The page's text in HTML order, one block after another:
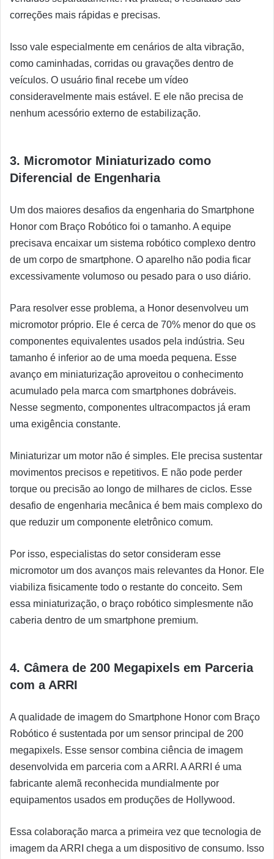
correções mais rápidas e precisas.
Isso vale especialmente em cenários de alta vibração,
como caminhadas, corridas ou gravações dentro de
veículos. O usuário final recebe um vídeo
consideravelmente mais estável. E ele não precisa de
nenhum acessório externo de estabilização.
3. Micromotor Miniaturizado como
Diferencial de Engenharia
Um dos maiores desafios da engenharia do Smartphone
Honor com Braço Robótico foi o tamanho. A equipe
precisava encaixar um sistema robótico complexo dentro
de um corpo de smartphone. O aparelho não podia ficar
excessivamente volumoso ou pesado para o uso diário.
Para resolver esse problema, a Honor desenvolveu um
micromotor próprio. Ele é cerca de 70% menor do que os
componentes equivalentes usados pela indústria. Seu
tamanho é inferior ao de uma moeda pequena. Esse
avanço em miniaturização aproveitou o conhecimento
acumulado pela marca com smartphones dobráveis.
Nesse segmento, componentes ultracompactos já eram
uma exigência constante.
Miniaturizar um motor não é simples. Ele precisa sustentar
movimentos precisos e repetitivos. E não pode perder
torque ou precisão ao longo de milhares de ciclos. Esse
desafio de engenharia mecânica é bem mais complexo do
que reduzir um componente eletrônico comum.
Por isso, especialistas do setor consideram esse
micromotor um dos avanços mais relevantes da Honor. Ele
viabiliza fisicamente todo o restante do conceito. Sem
essa miniaturização, o braço robótico simplesmente não
caberia dentro de um smartphone premium.
4. Câmera de 200 Megapixels em Parceria
com a ARRI
A qualidade de imagem do Smartphone Honor com Braço
Robótico é sustentada por um sensor principal de 200
megapixels. Esse sensor combina ciência de imagem
desenvolvida em parceria com a ARRI. A ARRI é uma
fabricante alemã reconhecida mundialmente por
equipamentos usados em produções de Hollywood.
Essa colaboração marca a primeira vez que tecnologia de
imagem da ARRI chega a um dispositivo de consumo. Isso